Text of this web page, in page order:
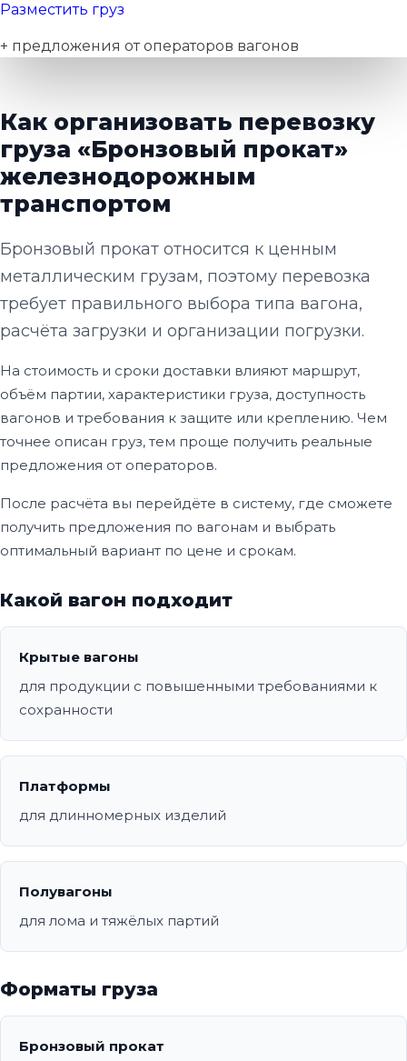
Разместить груз
+ предложения от операторов вагонов
Как организовать перевозку
груза «Бронзовый прокат»
железнодорожным
транспортом
Бронзовый прокат относится к ценным
металлическим грузам, поэтому перевозка
требует правильного выбора типа вагона,
расчёта загрузки и организации погрузки.
На стоимость и сроки доставки влияют маршрут,
объём партии, характеристики груза, доступность
вагонов и требования к защите или креплению. Чем
точнее описан груз, тем проще получить реальные
предложения от операторов.
После расчёта вы перейдёте в систему, где сможете
получить предложения по вагонам и выбрать
оптимальный вариант по цене и срокам.
Какой вагон подходит
Крытые вагоны
для продукции с повышенными требованиями к
сохранности
Платформы
для длинномерных изделий
Полувагоны
для лома и тяжёлых партий
Форматы груза
Бронзовый прокат